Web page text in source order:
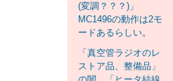
(変調？？？)」
MC1496の動作は2モ
ードあるらしい。
「真空管ラジオのレ
ストア品、整備品」